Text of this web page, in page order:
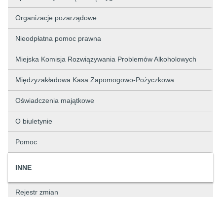
Organizacje pozarządowe
Nieodpłatna pomoc prawna
Miejska Komisja Rozwiązywania Problemów Alkoholowych
Międzyzakładowa Kasa Zapomogowo-Pożyczkowa
Oświadczenia majątkowe
O biuletynie
Pomoc
INNE
Rejestr zmian